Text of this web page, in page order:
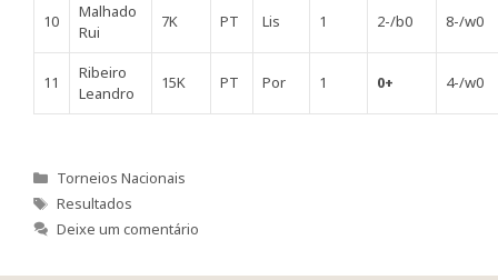
10
Malhado
Rui
7K PT Lis 1 2-/b0 8-/w0
11
Ribeiro
Leandro
15K PT Por 1 0+ 4-/w0
Categorias
Torneios Nacionais
Etiquetas
Resultados
Deixe um comentário